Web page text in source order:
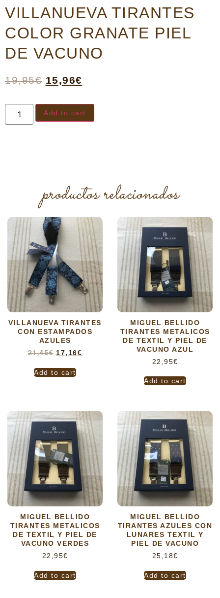
VILLANUEVA TIRANTES
COLOR GRANATE PIEL
DE VACUNO
19,95€ 15,96€
Add to cart
productos relacionados
VILLANUEVA TIRANTES
CON ESTAMPADOS
AZULES
21,45€ 17,16€
Add to cart
MIGUEL BELLIDO
TIRANTES METALICOS
DE TEXTIL Y PIEL DE
VACUNO AZUL
22,95€
Add to cart
MIGUEL BELLIDO
TIRANTES METALICOS
DE TEXTIL Y PIEL DE
VACUNO VERDES
22,95€
Add to cart
MIGUEL BELLIDO
TIRANTES AZULES CON
LUNARES TEXTIL Y
PIEL DE VACUNO
25,18€
Add to cart